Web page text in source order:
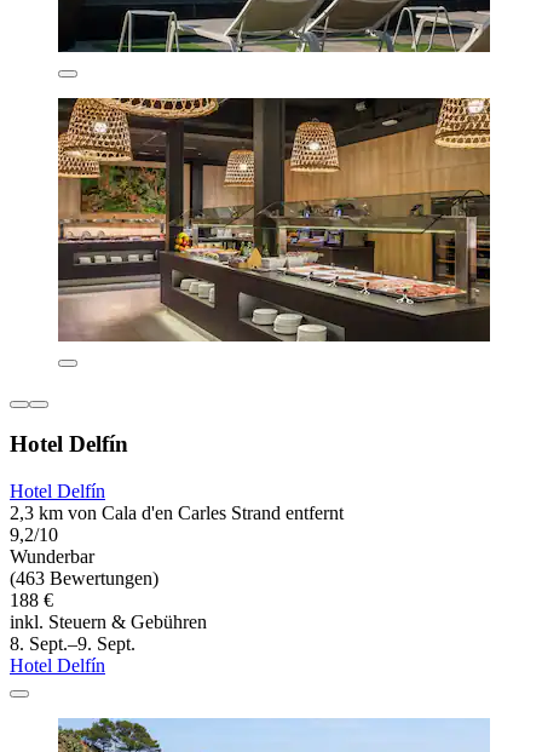
Hotel Delfín
Hotel Delfín
2,3 km von Cala d'en Carles Strand entfernt
9,2/10
Wunderbar
(463 Bewertungen)
188 €
inkl. Steuern & Gebühren
8. Sept.–9. Sept.
Hotel Delfín